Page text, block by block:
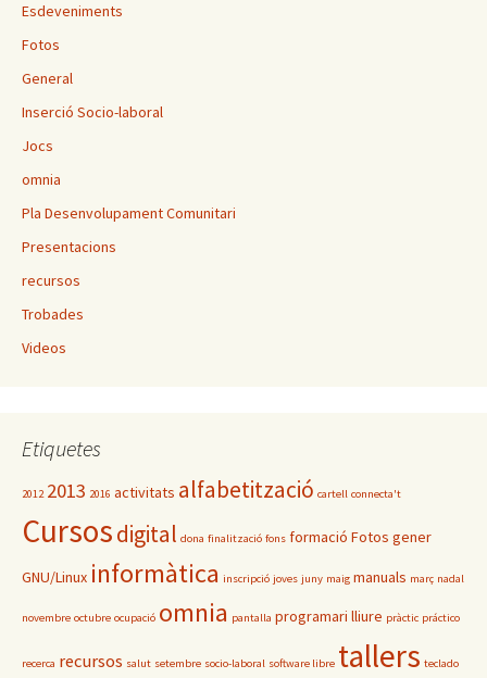
Esdeveniments
Fotos
General
Inserció Socio-laboral
Jocs
omnia
Pla Desenvolupament Comunitari
Presentacions
recursos
Trobades
Videos
Etiquetes
2012 2013 2016 activitats alfabetització cartell connecta't
Cursosdigital dona finalització fons formació Fotos gener
GNU/Linux informàtica inscripció joves juny maig manuals març nadal
novembre octubre ocupació omnia pantalla programari lliure pràctic práctico
recerca recursos salut setembre socio-laboral software libre tallers teclado